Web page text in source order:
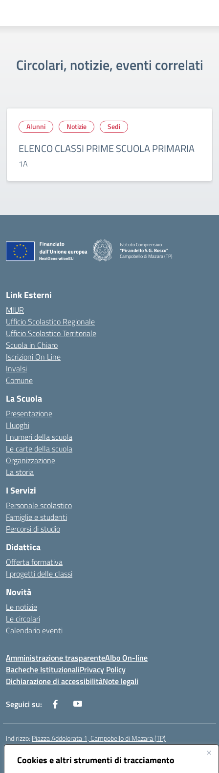
Cookies e altri strumenti di tracciamento
Circolari, notizie, eventi correlati
Alunni Notizie Sedi
ELENCO CLASSI PRIME SCUOLA PRIMARIA
1A
Istituto Comprensivo
"Pirandello S.G. Bosco"
Campobello di Mazara (TP)
— Visita la pagina iniziale della scuola
Link Esterni
MIUR
Ufficio Scolastico Regionale
Ufficio Scolastico Territoriale
Scuola in Chiaro
Iscrizioni On Line
Invalsi
Comune
La Scuola
Presentazione
I luoghi
I numeri della scuola
Le carte della scuola
Organizzazione
La storia
I Servizi
Personale scolastico
Famiglie e studenti
Percorsi di studio
Didattica
Offerta formativa
I progetti delle classi
Novità
Le notizie
Le circolari
Calendario eventi
Amministrazione trasparenteAlbo On-line
Bacheche IstituzionaliPrivacy Policy
Dichiarazione di accessibilitàNote legali
Seguici su:
Indirizzo: Piazza Addolorata 1, Campobello di Mazara (TP)
Centralino:
Posta elettronica certificata (PEC):tpic81800e@pec.istruzione.it